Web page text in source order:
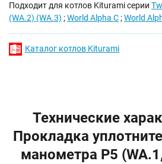
Подходит для котлов Kiturami серии
(WA.2) (WA.3) ;World Alpha C;World
Каталог котлов Kiturami
Технические
Прокладка
манометра P5